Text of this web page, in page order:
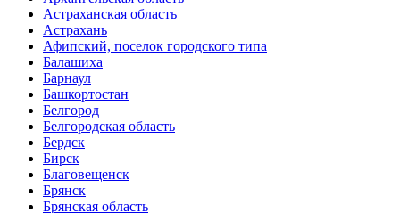
Астраханская область
Астрахань
Афипский, поселок городского типа
Балашиха
Барнаул
Башкортостан
Белгород
Белгородская область
Бердск
Бирск
Благовещенск
Брянск
Брянская область